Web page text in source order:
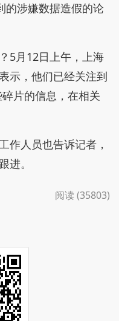
的涉嫌数据造假的论
5月12日上午，上海
示，他们已经关注到
片的信息，在相关
作人员也告诉记者，
进。
阅读 (35803)